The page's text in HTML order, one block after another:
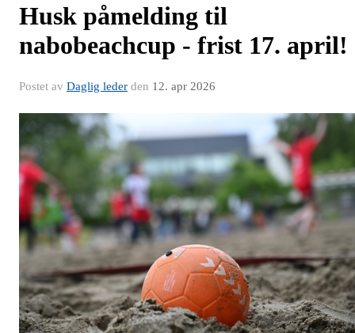
Husk påmelding til
nabobeachcup - frist 17. april!
Postet av Daglig leder den 12. apr 2026